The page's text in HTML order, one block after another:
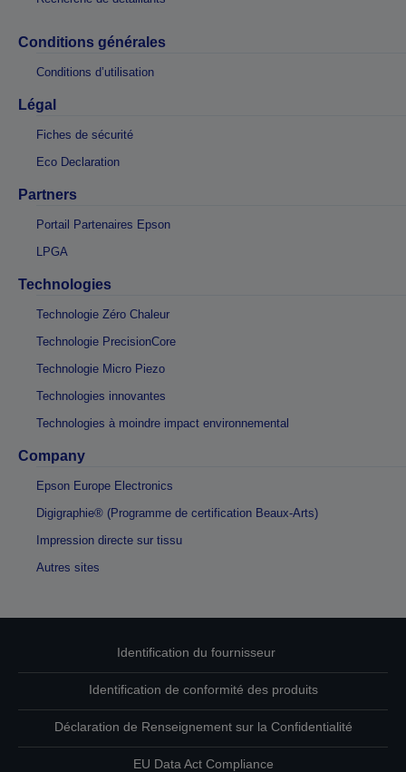
Conditions générales
Conditions d’utilisation
Légal
Fiches de sécurité
Eco Declaration
Partners
Portail Partenaires Epson
LPGA
Technologies
Technologie Zéro Chaleur
Technologie PrecisionCore
Technologie Micro Piezo
Technologies innovantes
Technologies à moindre impact environnemental
Company
Epson Europe Electronics
Digigraphie® (Programme de certification Beaux-Arts)
Impression directe sur tissu
Autres sites
Identification du fournisseur
Identification de conformité des produits
Déclaration de Renseignement sur la Confidentialité
EU Data Act Compliance